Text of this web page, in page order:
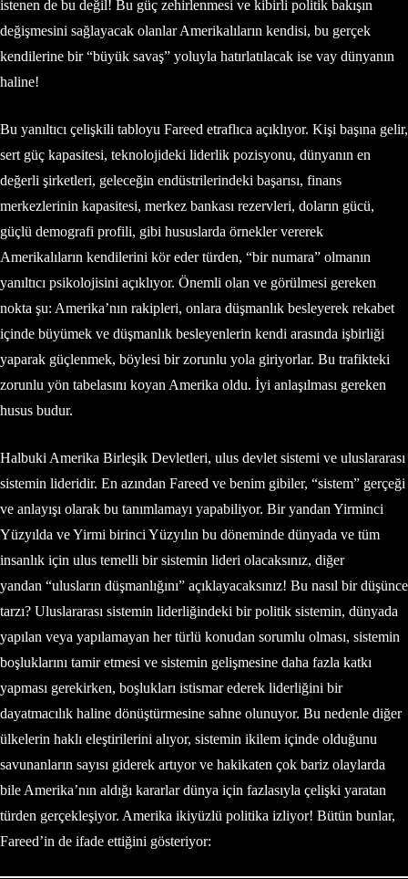
istenen de bu değil! Bu güç zehirlenmesi ve kibirli politik bakışın
değişmesini sağlayacak olanlar Amerikalıların kendisi, bu gerçek
kendilerine bir “büyük savaş” yoluyla hatırlatılacak ise vay dünyanın
haline!
Bu yanıltıcı çelişkili tabloyu Fareed etraflıca açıklıyor. Kişi başına gelir,
sert güç kapasitesi, teknolojideki liderlik pozisyonu, dünyanın en
değerli şirketleri, geleceğin endüstrilerindeki başarısı, finans
merkezlerinin kapasitesi, merkez bankası rezervleri, doların gücü,
güçlü demografi profili, gibi hususlarda örnekler vererek
Amerikalıların kendilerini kör eder türden, “bir numara” olmanın
yanıltıcı psikolojisini açıklıyor. Önemli olan ve görülmesi gereken
nokta şu: Amerika’nın rakipleri, onlara düşmanlık besleyerek rekabet
içinde büyümek ve düşmanlık besleyenlerin kendi arasında işbirliği
yaparak güçlenmek, böylesi bir zorunlu yola giriyorlar. Bu trafikteki
zorunlu yön tabelasını koyan Amerika oldu. İyi anlaşılması gereken
husus budur.
Halbuki Amerika Birleşik Devletleri, ulus devlet sistemi ve uluslararası
sistemin lideridir. En azından Fareed ve benim gibiler, “sistem” gerçeği
ve anlayışı olarak bu tanımlamayı yapabiliyor. Bir yandan Yirminci
Yüzyılda ve Yirmi birinci Yüzyılın bu döneminde dünyada ve tüm
insanlık için ulus temelli bir sistemin lideri olacaksınız, diğer
yandan “ulusların düşmanlığını” açıklayacaksınız! Bu nasıl bir düşünce
tarzı? Uluslararası sistemin liderliğindeki bir politik sistemin, dünyada
yapılan veya yapılamayan her türlü konudan sorumlu olması, sistemin
boşluklarını tamir etmesi ve sistemin gelişmesine daha fazla katkı
yapması gerekirken, boşlukları istismar ederek liderliğini bir
dayatmacılık haline dönüştürmesine sahne olunuyor. Bu nedenle diğer
ülkelerin haklı eleştirilerini alıyor, sistemin ikilem içinde olduğunu
savunanların sayısı giderek artıyor ve hakikaten çok bariz olaylarda
bile Amerika’nın aldığı kararlar dünya için fazlasıyla çelişki yaratan
türden gerçekleşiyor. Amerika ikiyüzlü politika izliyor! Bütün bunlar,
Fareed’in de ifade ettiğini gösteriyor: